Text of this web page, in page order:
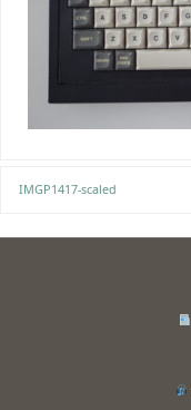
IMGP1417-scaled